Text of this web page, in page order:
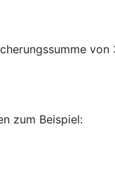
von
zum Beispiel: